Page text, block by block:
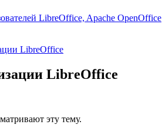
LibreOffice, Apache OpenOffice
LibreOffice
LibreOffice
эту тему.